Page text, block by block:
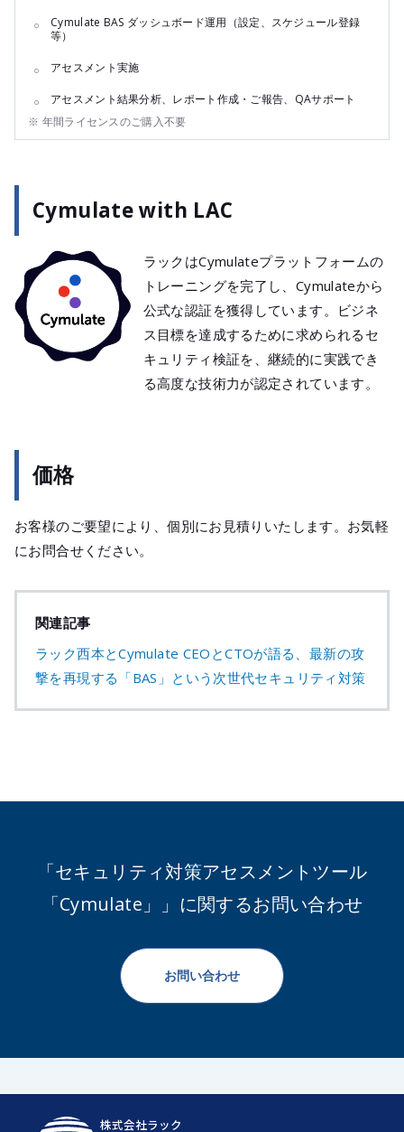
Cymulate BAS ダッシュボード運用（設定、スケジュール登録
等）
アセスメント実施
アセスメント結果分析、レポート作成・ご報告、QAサポート
※ 年間ライセンスのご購入不要
Cymulate with LAC
ラックはCymulateプラットフォームの
トレーニングを完了し、Cymulateから
公式な認証を獲得しています。ビジネ
ス目標を達成するために求められるセ
キュリティ検証を、継続的に実践でき
る高度な技術力が認定されています。
価格
お客様のご要望により、個別にお見積りいたします。お気軽
にお問合せください。
関連記事
ラック西本とCymulate CEOとCTOが語る、最新の攻
撃を再現する「BAS」という次世代セキュリティ対策
「セキュリティ対策アセスメントツール
「Cymulate」」に関するお問い合わせ
お問い合わせ
株式会社ラック